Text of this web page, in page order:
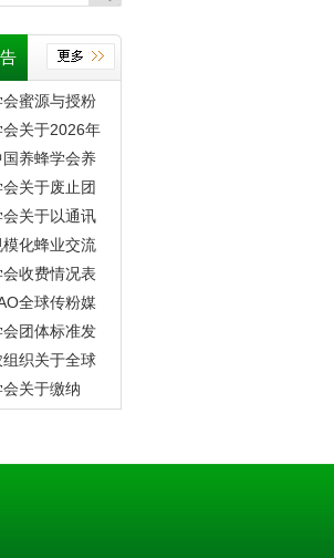
蜜源与授粉
20次蜜蜂授
暨向日葵授
通知 （第二
关于2026年
预通知
养蜂学会养
会的公告
关于废止团
蜂蜜》的公
关于以通讯
届第四次理
化蜂业交流
收费情况表
全球传粉媒
的通知
团体标准发
织关于全球
研讨会的通
关于缴纳